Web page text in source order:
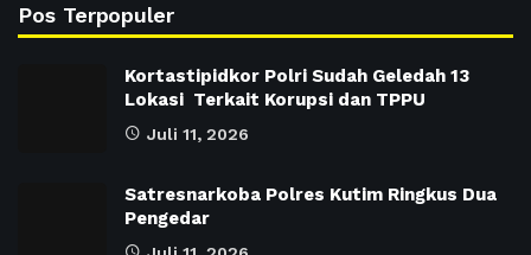
Pos Terpopuler
Kortastipidkor Polri Sudah Geledah 13
Lokasi Terkait Korupsi dan TPPU
Juli 11, 2026
Satresnarkoba Polres Kutim Ringkus Dua
Pengedar